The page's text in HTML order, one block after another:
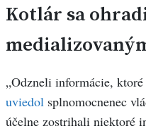
Kotlár sa
„Odzneli informácie,
uviedol splnomocnenec
účelne zostrihali niektoré